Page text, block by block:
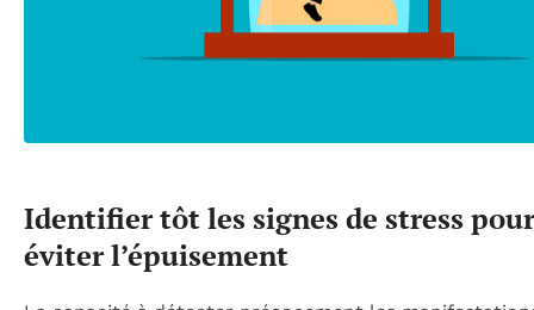
Identifier tôt les signes de stress pour
éviter l’épuisement